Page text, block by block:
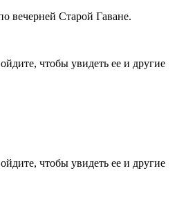
вечерней Старой Гаване.
чтобы увидеть ее и другие
чтобы увидеть ее и другие